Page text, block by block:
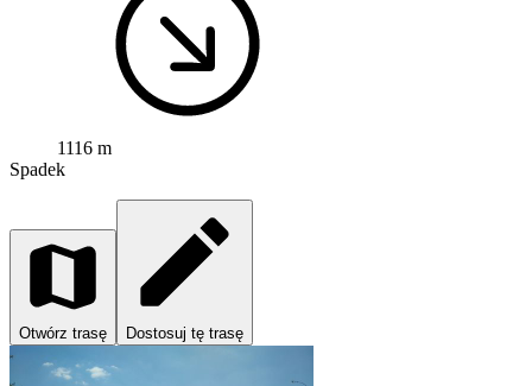
1116 m
Spadek
Otwórz trasę Dostosuj tę trasę